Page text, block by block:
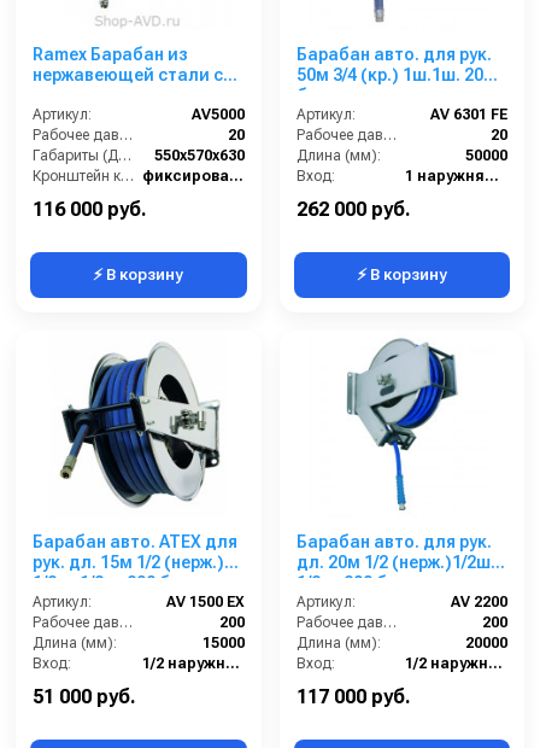
Ramex Барабан из
нержавеющей стали с
механизмом AV 5000
Артикул:
AV5000
Рабочее давление (бар):
20
Габариты (ДхШхВ):
550x570x630
Кронштейн катушки:
фиксированный
116 000 руб.
⚡ В корзину
Барабан авто. для рук.
50м 3/4 (кр.) 1ш.1ш. 20
бар
Артикул:
AV 6301 FE
Рабочее давление (бар):
20
Длина (мм):
50000
Вход:
1 наружняя резьба
262 000 руб.
⚡ В корзину
Барабан авто. ATEX для
рук. дл. 15м 1/2 (нерж.)
1/2ш. 1/2ш. 200 бар
Артикул:
AV 1500 EX
Рабочее давление (бар):
200
Длина (мм):
15000
Вход:
1/2 наружняя резьба
51 000 руб.
Барабан авто. для рук.
дл. 20м 1/2 (нерж.)1/2ш.
1/2ш. 200 бар
Артикул:
AV 2200
Рабочее давление (бар):
200
Длина (мм):
20000
Вход:
1/2 наружняя резьба
117 000 руб.